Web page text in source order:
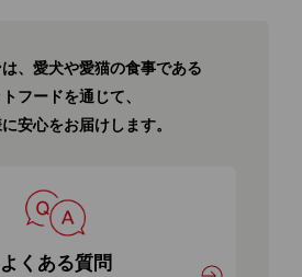
、愛犬や愛猫の食事である
フードを通じて、
安心をお届けします。
よくある質問